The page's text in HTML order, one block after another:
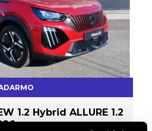
1.2 Hybrid ALLURE 1.2